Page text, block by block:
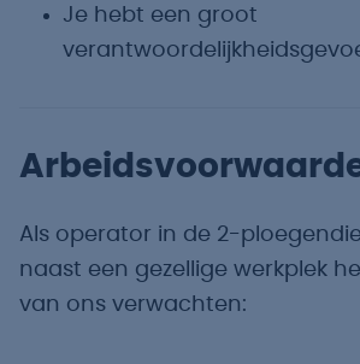
Je hebt een groot
Als operator in de 2-
naast een gezellige werkplek
van ons verwachten: